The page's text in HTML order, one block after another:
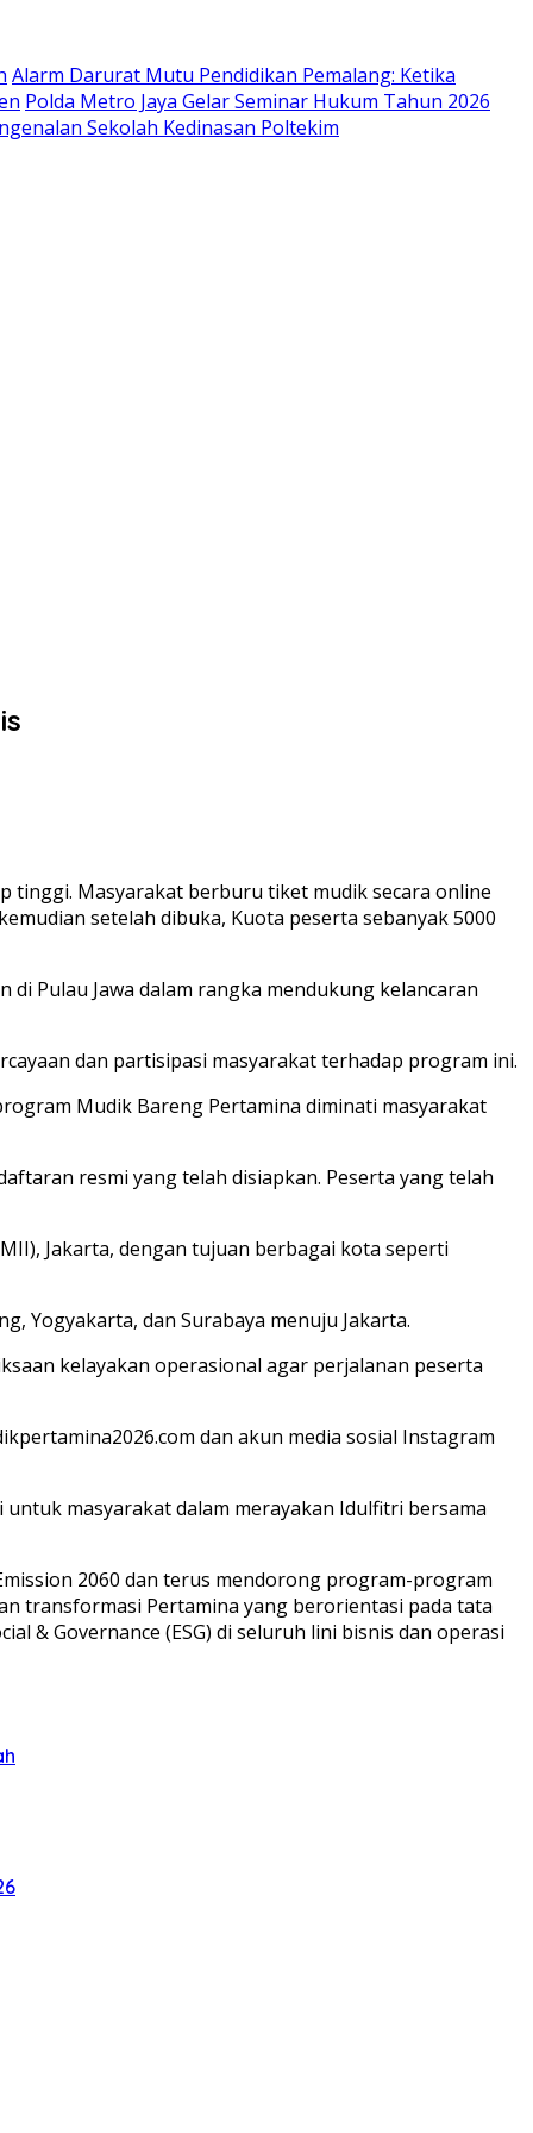
Alarm Darurat Mutu Pendidikan Pemalang: Ketika
Polda Metro Jaya Gelar Seminar Hukum Tahun 2026
Sekolah Kedinasan Poltekim
tinggi. Masyarakat berburu tiket mudik secara online
setelah dibuka, Kuota peserta sebanyak 5000
Pulau Jawa dalam rangka mendukung kelancaran
dan partisipasi masyarakat terhadap program ini.
Mudik Bareng Pertamina diminati masyarakat
resmi yang telah disiapkan. Peserta yang telah
Jakarta, dengan tujuan berbagai kota seperti
Yogyakarta, dan Surabaya menuju Jakarta.
kelayakan operasional agar perjalanan peserta
dan akun media sosial Instagram
masyarakat dalam merayakan Idulfitri bersama
2060 dan terus mendorong program-program
transformasi Pertamina yang berorientasi pada tata
& Governance (ESG) di seluruh lini bisnis dan operasi